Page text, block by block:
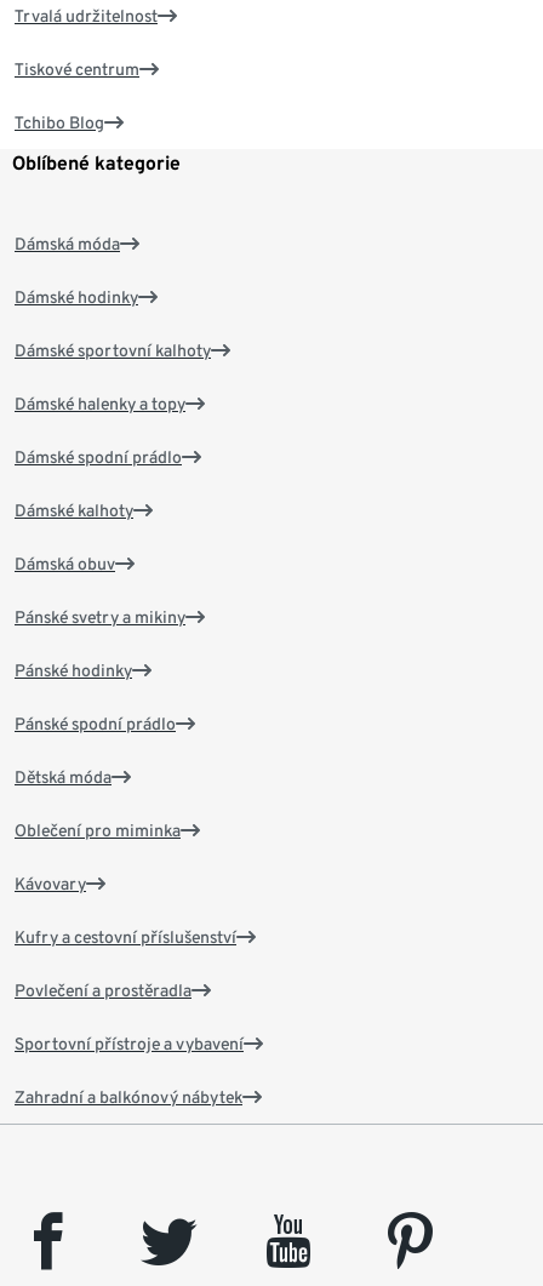
Trvalá udržitelnost
Tiskové centrum
Tchibo Blog
Oblíbené kategorie
Dámská móda
Dámské hodinky
Dámské sportovní kalhoty
Dámské halenky a topy
Dámské spodní prádlo
Dámské kalhoty
Dámská obuv
Pánské svetry a mikiny
Pánské hodinky
Pánské spodní prádlo
Dětská móda
Oblečení pro miminka
Kávovary
Kufry a cestovní příslušenství
Povlečení a prostěradla
Sportovní přístroje a vybavení
Zahradní a balkónový nábytek
facebook twitter youtube
pinterest